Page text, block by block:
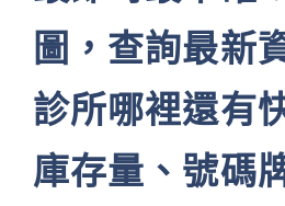
圖，查詢最新
診所哪裡還有
庫存量、號碼